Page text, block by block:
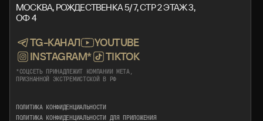
МОСКВА, РОЖДЕСТВЕНКА 5/7, СТР 2 ЭТАЖ 3,
ОФ 4
TG-КАНАЛ
YOUTUBE
INSTAGRAM*
TIKTOK
*СОЦСЕТЬ ПРИНАДЛЕЖИТ КОМПАНИИ META,
ПРИЗНАННОЙ ЭКСТРЕМИСТСКОЙ В РФ
ПОЛИТИКА КОНФИДЕНЦИАЛЬНОСТИ
ПОЛИТИКА КОНФИДЕНЦИАЛЬНОСТИ ДЛЯ ПРИЛОЖЕНИЯ